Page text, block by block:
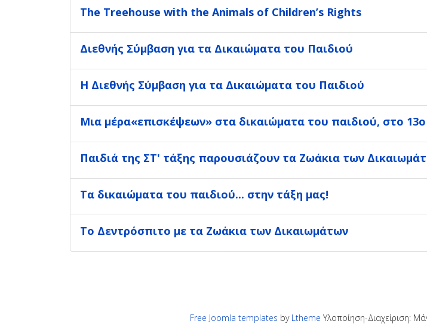
The Treehouse with the Animals of Children’s Rights
Διεθνής Σύμβαση για τα Δικαιώματα του Παιδιού
Η Διεθνής Σύμβαση για τα Δικαιώματα του Παιδιού
Μια μέρα«επισκέψεων» στα δικαιώματα του παιδιού, στο
Παιδιά της ΣΤ' τάξης παρουσιάζουν τα Ζωάκια των
Τα δικαιώματα του παιδιού... στην τάξη μας!
Το Δεντρόσπιτο με τα Ζωάκια των Δικαιωμάτων
Free Joomla templates by Ltheme Υλοποίηση-Διαχείριση: